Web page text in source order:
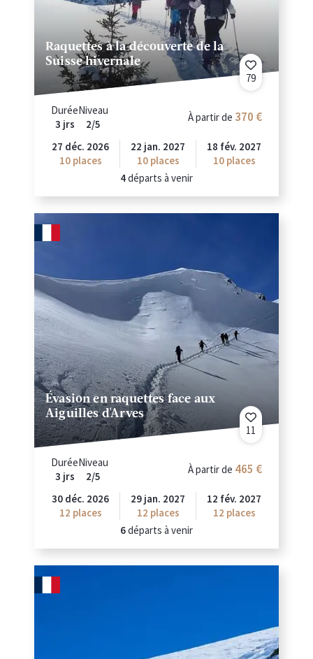
Raquettes à la découverte de la
Suisse hivernale
79
Durée
3 jrs
Niveau
2/5
À partir de 370
27 déc. 2026
10places
22 jan. 2027
10places
18 fév. 2027
10places
4départs à venir
Évasion en raquettes face aux
Aiguilles d'Arves
11
Durée
3 jrs
Niveau
2/5
À partir de 465
30 déc. 2026
12 places
29 jan. 2027
12 places
12 fév. 2027
12 places
6départs à venir